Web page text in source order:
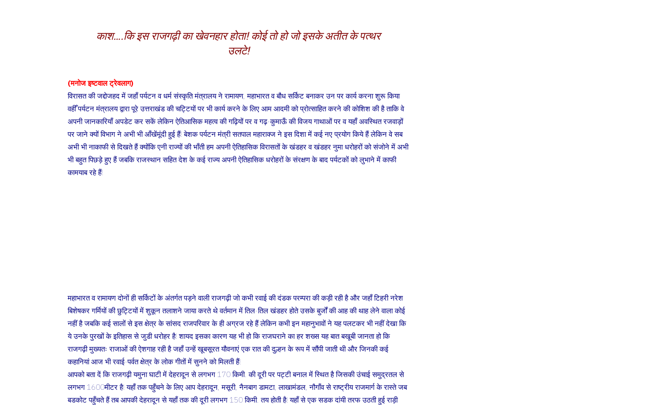
काश….कि इस राजगढ़ी का खेवनहार होता! कोई तो हो जो इसके अतीत के पत्थर
उलटे!
(मनोज इष्टवाल ट्रेवलाग)
विरासत की जद्दोजहद में जहाँ पर्यटन व धर्म संस्कृति मंत्रालय ने रामायण, महाभारत व बौध सर्किट बनाकर उन पर कार्य करना शुरू किया
वहीँ पर्यटन मंत्रालय द्वारा पूरे उत्तराखंड की चट्टियों पर भी कार्य करने के लिए आम आदमी को प्रोत्साहित करने की कोशिश की है ताकि वे
अपनी जानकारियाँ अपडेट कर सकें लेकिन ऐतिआसिक महत्व की गढ़ियों पर व गढ़-कुमाऊँ की विजय गाथाओं पर व यहाँ अवस्थित रजवाड़ों
पर जाने क्यों विभाग ने अभी भी आँखेंमूंदी हुई हैं! बेशक पर्यटन मंत्री सतपाल महाराक्ज ने इस दिशा में कई नए प्रयोग किये हैं लेकिन वे सब
अभी भी नाकाफी से दिखते हैं क्योंकि एनी राज्यों की भाँती हम अपनी ऐतिहासिक विरासतों के खंडहर व खंडहर नुमा धरोहरों को संजोने में अभी
भी बहुत पिछड़े हुए हैं जबकि राजस्थान सहित देश के कई राज्य अपनी ऐतिहासिक धरोहरों के संरक्षण के बाद पर्यटकों को लुभाने में काफी
कामयाब रहे हैं!
महाभारत व रामायण दोनों ही सर्किटों के अंतर्गत पड़ने वाली राजगढ़ी जो कभी रवाई की दंडक परम्परा की कड़ी रही है और जहाँ टिहरी नरेश
बिशेषकर गर्मियों की छुट्टियों में शुकून तलाशने जाया करते थे वर्तमान में तिल-तिल खंडहर होते उसके बुर्जों की आह की थाह लेने वाला कोई
नहीं है जबकि कई सालों से इस क्षेत्र के सांसद राजपरिवार के ही अग्रज रहे हैं लेकिन कभी इन महानुभावों ने यह पलटकर भी नहीं देखा कि
ये उनके पुरखों के इतिहास से जुडी धरोहर है! शायद इसका कारण यह भी हो कि राजघराने का हर शख्स यह बात बखूबी जानता हो कि
राजगढ़ी मुख्यतः राजाओं की ऐशगाह रही है जहाँ उन्हें खूबसूरत यौवनाएं एक रात की दुल्हन के रूप में सौंपी जाती थी और जिनकी कई
कहानियां आज भी रवाई-पर्वत क्षेत्र के लोक गीतों में सुनने को मिलती हैं!
आपको बता दें कि राजगढ़ी यमुना घाटी में देहरादून से लगभग 170 किमी. की दूरी पर पट्टी बनाल में स्थित है जिसकी उंचाई समुद्रतल से
लगभग 1600मीटर है! यहाँ तक पहुँचने के लिए आप देहरादून, मसूरी, नैनबाग डामटा, लाखामंडल, नौगाँव से राष्ट्रीय राजमार्ग के रास्ते जब
बडकोट पहुँचते हैं तब आपकी देहरादून से यहाँ तक की दूरी लगभग 150 किमी. तय होती है! यहाँ से एक सडक दांयी तरफ उठती हुई राड़ी